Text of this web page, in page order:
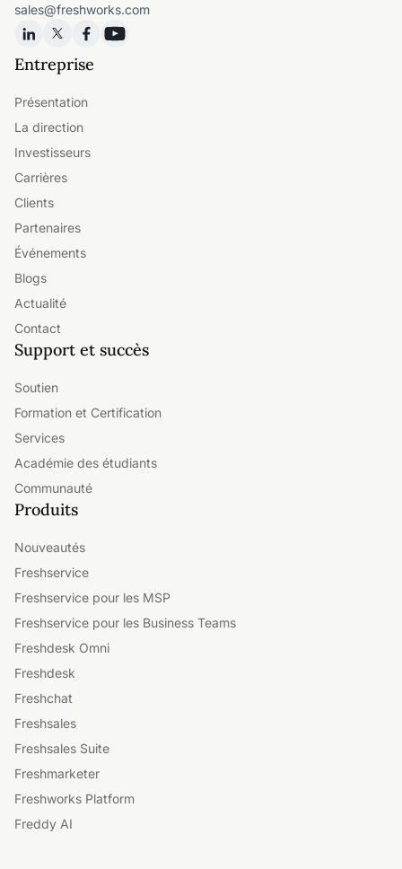
sales@freshworks.com
Entreprise
Présentation
La direction
Investisseurs
Carrières
Clients
Partenaires
Événements
Blogs
Actualité
Contact
Support et succès
Soutien
Formation et Certification
Services
Académie des étudiants
Communauté
Produits
Nouveautés
Freshservice
Freshservice pour les MSP
Freshservice pour les Business Teams
Freshdesk Omni
Freshdesk
Freshchat
Freshsales
Freshsales Suite
Freshmarketer
Freshworks Platform
Freddy AI